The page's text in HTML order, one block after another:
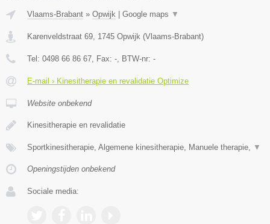
Vlaams-Brabant » Opwijk | Google maps ▼
Karenveldstraat 69 1745 Opwijk (Vlaams-Brabant)
Tel: 0498 66 86 67 , Fax: - , BTW-nr: -
E-mail › Kinesitherapie en revalidatie Optimize
Website onbekend
Kinesitherapie en revalidatie
Sportkinesitherapie, Algemene kinesitherapie, Manuele therapie, ▼
Openingstijden onbekend
Sociale media: